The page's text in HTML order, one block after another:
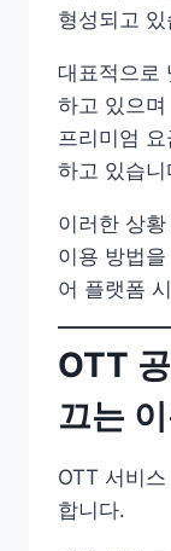
형성되고
대표적으로
하고 있으
프리미엄
하고 있습니
이러한 상
이용 방법
어 플랫폼
OTT
끄는
OTT 서비
합니다.